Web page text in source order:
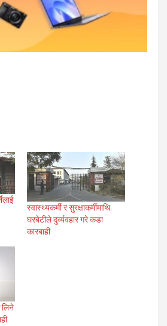
स्वास्थ्यकर्मी र सुरक्षाकर्मीमाथि
घरबेटीले दुर्व्यवहार गरे कडा
कारबाही
लिने